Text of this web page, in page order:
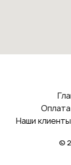
Наши клиенты
©